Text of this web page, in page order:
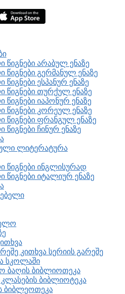
წიგნები არაბულ ენაზე
წიგნები გერმანულ ენაზე
ესპანურ ენაზე
წიგნები თურქულ ენაზე
წიგნები იაპონურ ენაზე
წიგნები კორეულ ენაზე
წიგნები ფრანგულ ენაზე
ჩინურ ენაზე
ლიტერატურა
წიგნები ინგლისურად
წიგნები იტალიურ ენაზე
კითხვა სერიის გარეშე
სკოლაში
ბაღის ბიბლიოთეკა
კლასების ბიბლიოტეკა
ბიბლეოთეკა